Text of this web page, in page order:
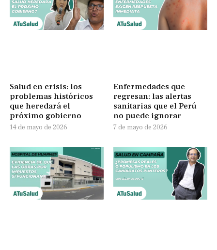
Salud en crisis: los
problemas históricos
que heredará el
próximo gobierno
14 de mayo de 2026
Enfermedades que
regresan: las alertas
sanitarias que el Perú
no puede ignorar
7 de mayo de 2026